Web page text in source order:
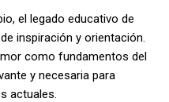
el legado educativo de
inspiración y orientación.
como fundamentos del
y necesaria para
actuales.